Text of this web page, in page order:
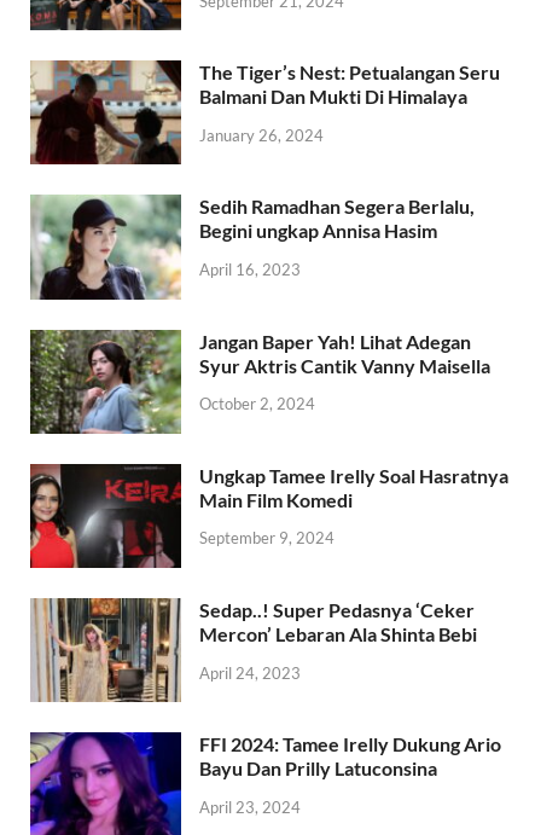
The Tiger’s Nest: Petualangan Seru
Balmani Dan Mukti Di Himalaya
January 26, 2024
Sedih Ramadhan Segera Berlalu,
Begini ungkap Annisa Hasim
April 16, 2023
Jangan Baper Yah! Lihat Adegan
Syur Aktris Cantik Vanny Maisella
October 2, 2024
Ungkap Tamee Irelly Soal Hasratnya
Main Film Komedi
September 9, 2024
Sedap..! Super Pedasnya ‘Ceker
Mercon’ Lebaran Ala Shinta Bebi
April 24, 2023
FFI 2024: Tamee Irelly Dukung Ario
Bayu Dan Prilly Latuconsina
April 23, 2024